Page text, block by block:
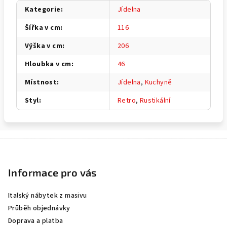
Kategorie:
Jídelna
Šířka v cm:
116
Výška v cm:
206
Hloubka v cm:
46
Místnost: Jídelna, Kuchyně
Styl: Retro, Rustikální
Informace pro vás
Italský nábytek z masivu
Průběh objednávky
Doprava a platba